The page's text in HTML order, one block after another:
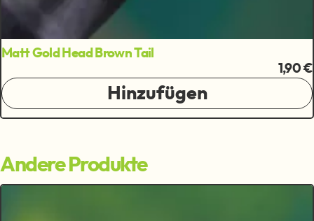
Matt Gold Head Brown Tail
1,90 €
Hinzufügen
Andere Produkte